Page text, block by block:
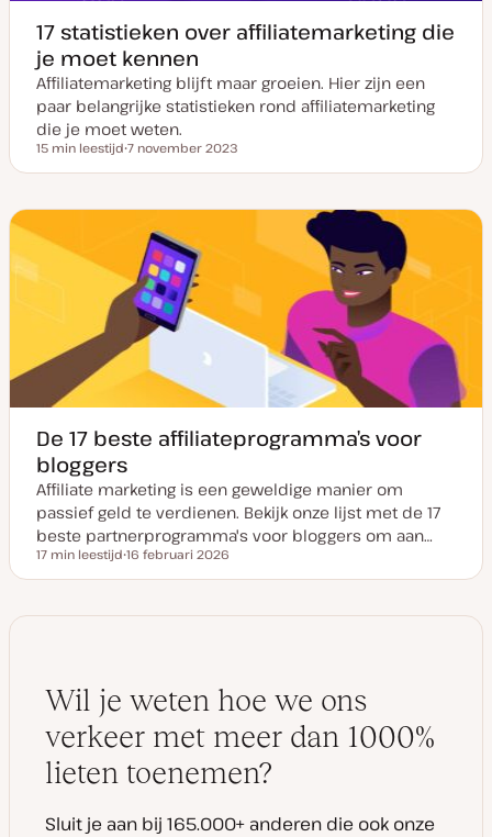
17 statistieken over affiliatemarketing die
je moet kennen
Affiliatemarketing blijft maar groeien. Hier zijn een
paar belangrijke statistieken rond affiliatemarketing
die je moet weten.
Leestijd
15 min leestijd
a
u
u
p
d
e
7 november 2023
De 17 beste affiliateprogramma’s voor
bloggers
Affiliate marketing is een geweldige manier om
passief geld te verdienen. Bekijk onze lijst met de 17
beste partnerprogramma's voor bloggers om aan…
Leestijd
17 min leestijd
a
u
p
t
16 februari 2026
Wil je weten hoe we ons
verkeer met meer dan 1000%
lieten toenemen?
Sluit je aan bij 165.000+ anderen die ook onze